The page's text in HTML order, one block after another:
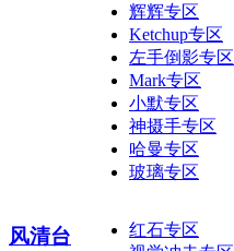
辉辉专区
Ketchup专区
左手倒影专区
Mark专区
小默专区
神摄手专区
哈曼专区
玻璃专区
风清台
红石专区